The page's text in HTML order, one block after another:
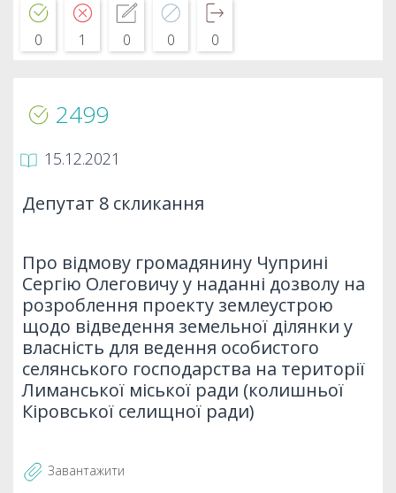
0 1 0 0 0
2499
15.12.2021
Депутат 8 скликання
Про відмову громадянину Чуприні
Сергію Олеговичу у наданні дозволу на
розроблення проекту землеустрою
щодо відведення земельної ділянки у
власність для ведення особистого
селянського господарства на території
Лиманської міської ради (колишньої
Кіровської селищної ради)
Завантажити